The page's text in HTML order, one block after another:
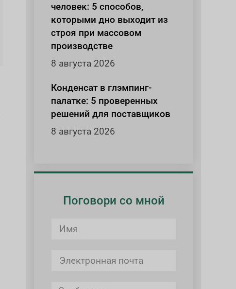
человек: 5 способов,
которыми дно выходит из
строя при массовом
производстве
8 августа 2026
Конденсат в глэмпинг-
палатке: 5 проверенных
решений для поставщиков
8 августа 2026
Поговори со мной